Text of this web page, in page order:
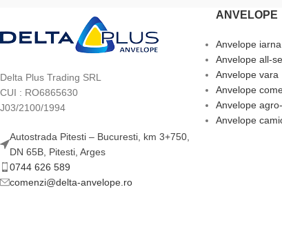
Delta Plus Trading SRL
CUI : RO6865630
J03/2100/1994
Autostrada Pitesti – Bucuresti, km 3+750,
DN 65B, Pitesti, Arges
0744 626 589
comenzi@delta-anvelope.ro
ANVELOPE
Anvelope iarna
Anvelope all-
Anvelope vara
Anvelope
Anvelope
Anvelope